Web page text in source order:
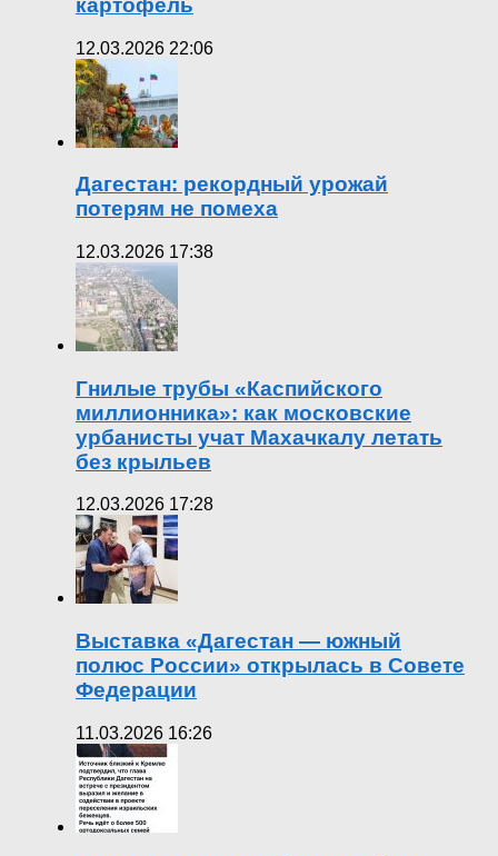
картофель
12.03.2026 22:06
Дагестан: рекордный урожай
потерям не помеха
12.03.2026 17:38
Гнилые трубы «Каспийского
миллионника»: как московские
урбанисты учат Махачкалу летать
без крыльев
12.03.2026 17:28
Выставка «Дагестан — южный
полюс России» открылась в Совете
Федерации
11.03.2026 16:26